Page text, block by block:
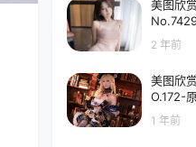
美图欣
2 年前
美图欣
O.172-
8P-
1 年前